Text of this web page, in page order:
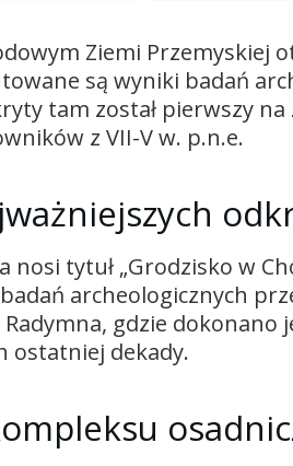
Ziemi Przemyskiej
są wyniki badań
tam został pierwszy
z VII-V w. p.n.e.
nosi tytuł „Grodzisko w
archeologicznych
Radymna, gdzie
ostatniej dekady.